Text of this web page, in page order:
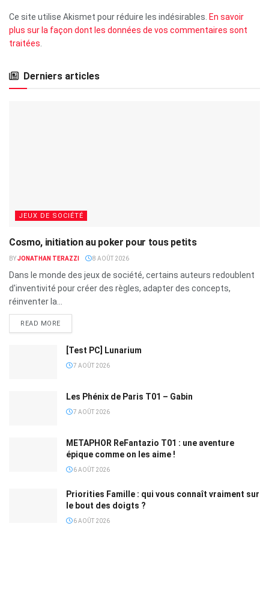
Ce site utilise Akismet pour réduire les indésirables. En savoir
plus sur la façon dont les données de vos commentaires sont
traitées.
Derniers articles
JEUX DE SOCIÉTÉ
Cosmo, initiation au poker pour tous petits
BYJONATHAN TERAZZI 8 AOÛT 2026
Dans le monde des jeux de société, certains auteurs redoublent
d'inventivité pour créer des règles, adapter des concepts,
réinventer la...
READ MORE
[Test PC] Lunarium
7 AOÛT 2026
Les Phénix de Paris T01 – Gabin
7 AOÛT 2026
METAPHOR ReFantazio T01 : une aventure
épique comme on les aime !
6 AOÛT 2026
Priorities Famille : qui vous connaît vraiment sur
le bout des doigts ?
6 AOÛT 2026